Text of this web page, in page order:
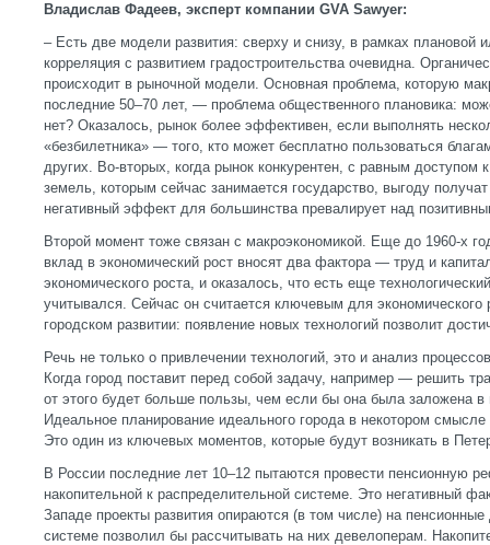
Владислав Фадеев, эксперт компании GVA Sawyer:
– Есть две модели развития: сверху и снизу, в рамках плановой
корреляция с развитием градостроительства очевидна.
происходит в рыночной модели. Основная проблема, которую
последние 50–70 лет, — проблема общественного плановика:
нет? Оказалось, рынок более эффективен, если выполнять
«безбилетника» — того, кто может бесплатно пользоваться
других. Во-вторых, когда рынок конкурентен, с равным доступом
земель, которым сейчас занимается государство, выгоду
негативный эффект для большинства превалирует над
Второй момент тоже связан с макроэкономикой. Еще до 1960-х
вклад в экономический рост вносят два фактора — труд и
экономического роста, и оказалось, что есть еще
учитывался. Сейчас он считается ключевым для экономического
городском развитии: появление новых технологий позволит
Речь не только о привлечении технологий, это и анализ
Когда город поставит перед собой задачу, например — решить
от этого будет больше пользы, чем если бы она была заложена в
Идеальное планирование идеального города в некотором
Это один из ключевых моментов, которые будут возникать в
В России последние лет 10–12 пытаются провести пенсионную
накопительной к распределительной системе. Это негативный
Западе проекты развития опираются (в том числе) на
системе позволил бы рассчитывать на них девелоперам.